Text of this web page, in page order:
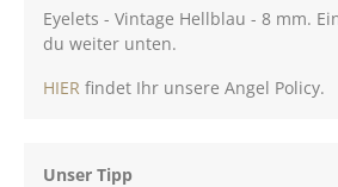
Eyelets - Vintage Hellblau - 8 mm.
du weiter unten.
HIER findet Ihr unsere Angel Policy.
Unser Tipp